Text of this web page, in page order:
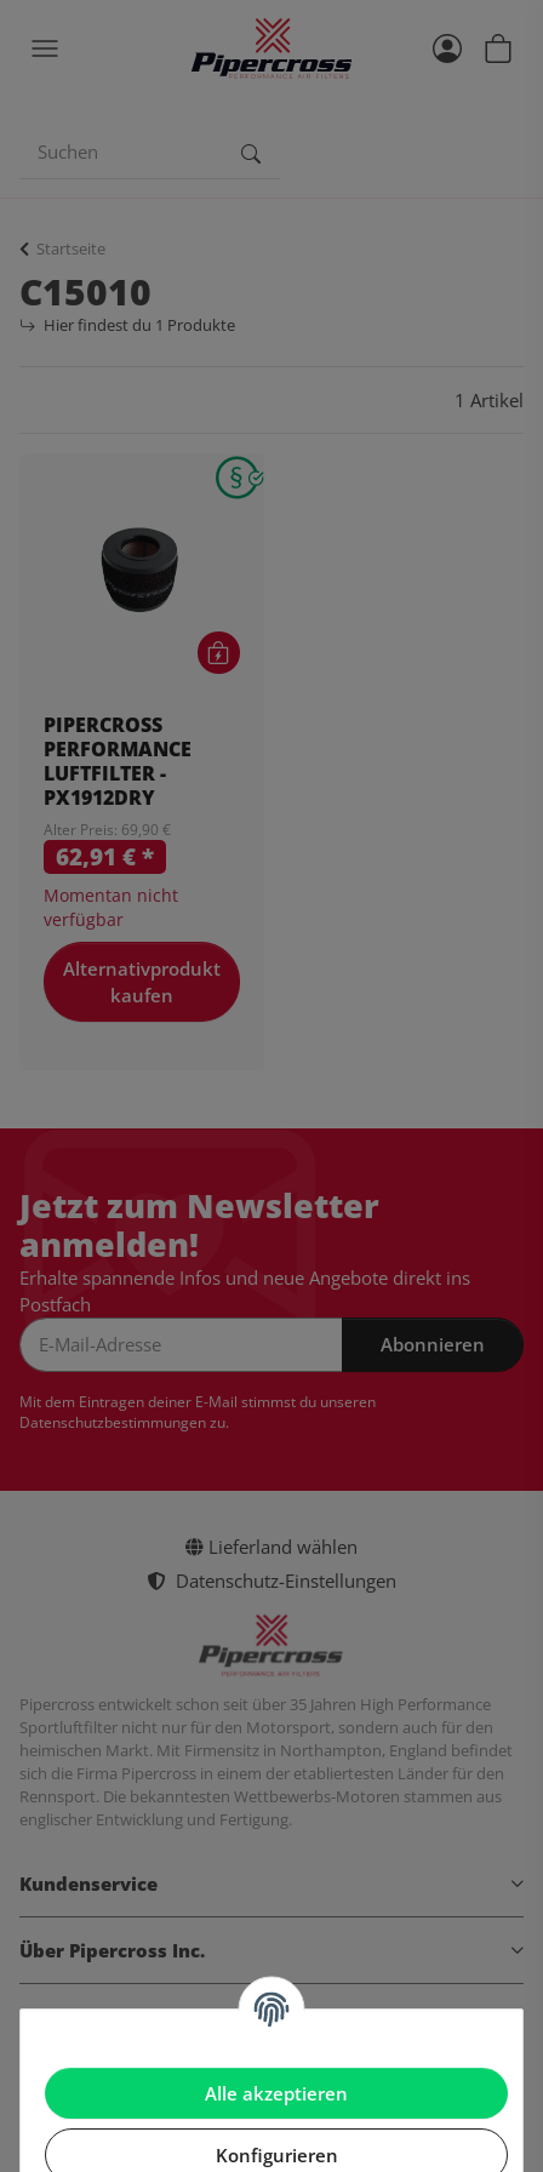
Alle akzeptieren
Konfigurieren
Startseite
C15010
Hier findest du 1 Produkte
1 Artikel
PIPERCROSS
PERFORMANCE
LUFTFILTER -
PX1912DRY
Alter Preis: 69,90 €
62,91 €*
Momentan nicht
verfügbar
Alternativprodukt
kaufen
Jetzt zum Newsletter
anmelden!
Erhalte spannende Infos und neue Angebote direkt ins
Postfach
Abonnieren
Mit dem Eintragen deiner E-Mail stimmst du unseren
Datenschutzbestimmungenzu.
Lieferland wählen
Datenschutz-Einstellungen
Pipercross entwickelt schon seit über 35 Jahren High Performance
Sportluftfilter nicht nur für den Motorsport, sondern auch für den
heimischen Markt. Mit Firmensitz in Northampton, England befindet
sich die Firma Pipercross in einem der etabliertesten Länder für den
Rennsport. Die bekanntesten Wettbewerbs-Motoren stammen aus
englischer Entwicklung und Fertigung.
Kundenservice
Über Pipercross Inc.
Informationen
Gesetzliche Informationen